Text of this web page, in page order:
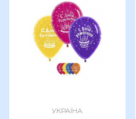
УКРАЇНА